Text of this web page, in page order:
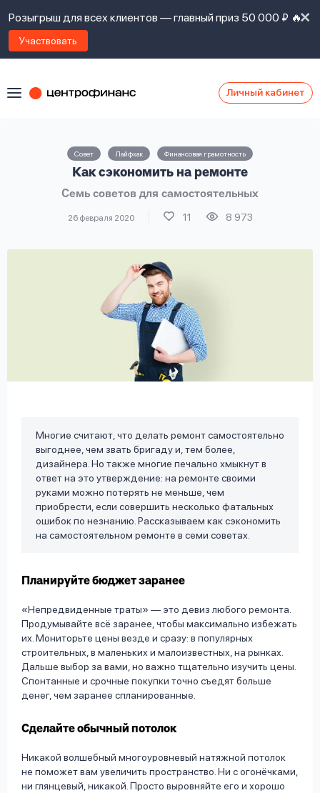
Розыгрыш для всех клиентов — главный приз 50 000 ₽ 🔥
Участвовать
Личный кабинет
Совет Лайфхак Финансовая грамотность
Как сэкономить на ремонте
Семь советов для самостоятельных
26 февраля 2020 11 8 973
Многие считают, что делать ремонт самостоятельно
выгоднее, чем звать бригаду и, тем более,
дизайнера. Но также многие печально хмыкнут в
ответ на это утверждение: на ремонте своими
руками можно потерять не меньше, чем
приобрести, если совершить несколько фатальных
ошибок по незнанию. Рассказываем как сэкономить
на самостоятельном ремонте в семи советах.
Планируйте бюджет заранее
«Непредвиденные траты» — это девиз любого ремонта.
Продумывайте всё заранее, чтобы максимально избежать
их. Мониторьте цены везде и сразу: в популярных
строительных, в маленьких и малоизвестных, на рынках.
Дальше выбор за вами, но важно тщательно изучить цены.
Спонтанные и срочные покупки точно съедят больше
денег, чем заранее спланированные.
Сделайте обычный потолок
Никакой волшебный многоуровневый натяжной потолок
не поможет вам увеличить пространство. Ни с огонёчками,
ни глянцевый, никакой. Просто выровняйте его и хорошо
Оформить заявку
Войти под другим номером
Ответы
на
вопросы
ознакомлен
правилами
займов ,